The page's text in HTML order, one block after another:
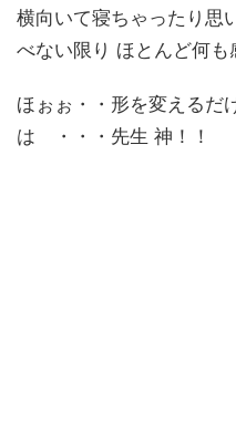
横向いて寝ちゃったり思
べない限り ほとんど何も
ほぉぉ・・形を変えるだ
は ・・・先生 神！！